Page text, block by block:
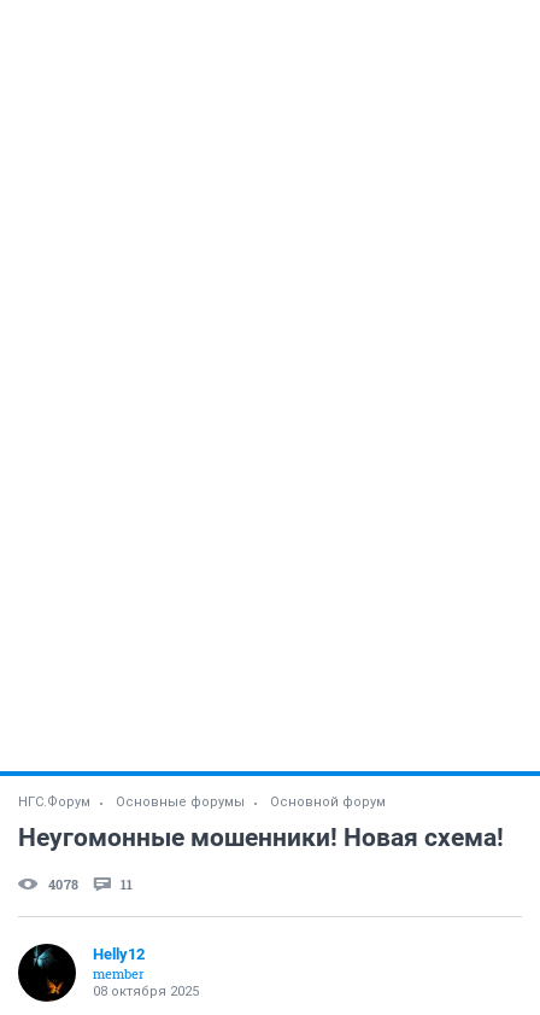
НГС.Форум Основные форумы Основной форум
Неугомонные мошенники! Новая схема!
4078 11
Helly12
member
08 октября 2025